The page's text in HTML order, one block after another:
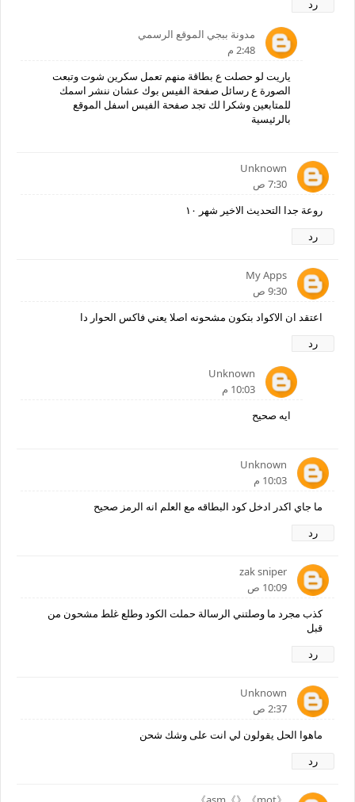
رد
مدونة ببجي الموقع الرسمي
2:48 م
ياريت لو حصلت ع بطاقة منهم تعمل سكرين شوت وتبعت
الصورة ع رسائل صفحة الفيس بوك عشان ننشر اسمك
للمتابعين وشكرا لك تجد صفحة الفيس اسفل الموقع
بالرئيسية
Unknown
7:30 ص
روعة جدا التحديث الاخير شهر ١٠
رد
My Apps
9:30 ص
اعتقد ان الاكواد بتكون مشحونه اصلا يعني فاكس الحوار دا
رد
Unknown
10:03 م
ايه صحيح
Unknown
10:03 م
ما جاي اكدر ادخل كود البطاقه مع العلم انه الرمز صحيح
رد
zak sniper
10:09 ص
كذب مجرد ما وصلتني الرسالة حملت الكود وطلع غلط مشحون من
قبل
رد
Unknown
2:37 ص
ماهوا الحل يقولون لي انت على وشك شحن
رد